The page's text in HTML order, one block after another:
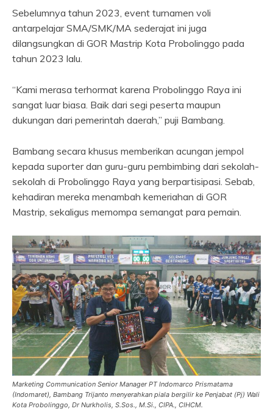
Sebelumnya tahun 2023, event turnamen voli
antarpelajar SMA/SMK/MA sederajat ini juga
dilangsungkan di GOR Mastrip Kota Probolinggo pada
tahun 2023 lalu.
“Kami merasa terhormat karena Probolinggo Raya ini
sangat luar biasa. Baik dari segi peserta maupun
dukungan dari pemerintah daerah,” puji Bambang.
Bambang secara khusus memberikan acungan jempol
kepada suporter dan guru-guru pembimbing dari sekolah-
sekolah di Probolinggo Raya yang berpartisipasi. Sebab,
kehadiran mereka menambah kemeriahan di GOR
Mastrip, sekaligus memompa semangat para pemain.
Marketing Communication Senior Manager PT Indomarco Prismatama
(Indomaret), Bambang Trijanto menyerahkan piala bergilir ke Penjabat (Pj) Wali
Kota Probolinggo, Dr Nurkholis, S.Sos., M.Si., CIPA., CIHCM.